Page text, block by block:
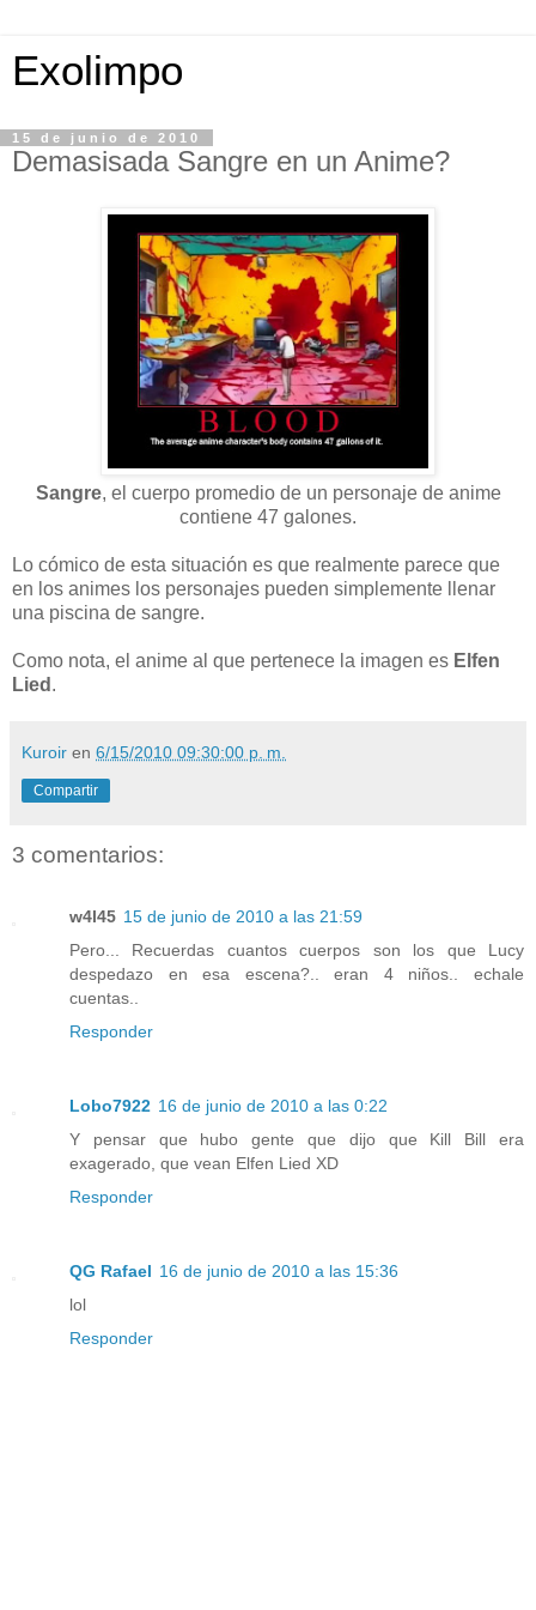
Exolimpo
15 de junio de 2010
Demasisada Sangre en un Anime?
Sangre, el cuerpo promedio de un personaje de anime
contiene 47 galones.
Lo cómico de esta situación es que realmente parece que
en los animes los personajes pueden simplemente llenar
una piscina de sangre.
Como nota, el anime al que pertenece la imagen es Elfen
Lied .
Kuroir en 6/15/2010 09:30:00 p. m.
Compartir
3 comentarios:
w4l45 15 de junio de 2010 a las 21:59
Pero... Recuerdas cuantos cuerpos son los que Lucy
despedazo en esa escena?.. eran 4 niños.. echale
cuentas..
Responder
Lobo7922 16 de junio de 2010 a las 0:22
Y pensar que hubo gente que dijo que Kill Bill era
exagerado, que vean Elfen Lied XD
Responder
QG Rafael 16 de junio de 2010 a las 15:36
lol
Responder